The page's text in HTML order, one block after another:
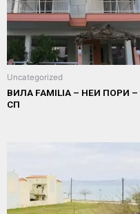
Uncategorized
ВИЛА FAMILIA – НЕИ ПОРИ –
СП